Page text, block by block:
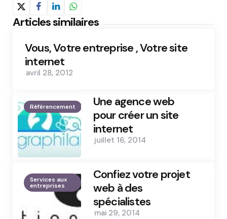
Articles similaires
Vous, Votre entreprise , Votre site
internet
avril 28, 2012
Référencement
Une agence web
pour créer un site
internet
juillet 16, 2014
Services aux
entreprises
Confiez votre projet
web à des
spécialistes
mai 29, 2014